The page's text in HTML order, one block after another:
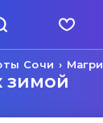
Магри
Сочи
зимой